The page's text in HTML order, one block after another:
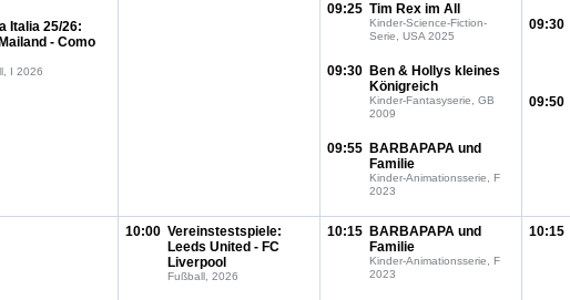
Italia 25/26:
- Como
I 2026
09:25 Tim Rex im All
Kinder-Science-Fiction-
Serie, USA 2025
09:30 Ben & Hollys kleines
Königreich
Kinder-Fantasyserie, GB
2009
09:55 BARBAPAPA und
Familie
Kinder-Animationsserie, F
2023
09:30
09:50
10:00 Vereinstestspiele:
Leeds United - FC
Liverpool
Fußball, 2026
10:15 BARBAPAPA und
Familie
Kinder-Animationsserie, F
2023
10:15